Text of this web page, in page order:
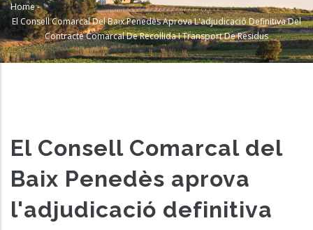
Breadcrumb
Home-
El Consell Comarcal Del Baix Penedès Aprova L'adjudicació Definitiva Del
Contracte Comarcal De Recollida I Transport De Residus
El Consell Comarcal del
Baix Penedès aprova
l'adjudicació definitiva